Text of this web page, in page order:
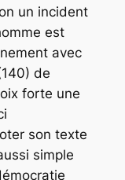
un incident
est
avec
de
forte une
son texte
simple